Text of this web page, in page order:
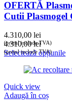
OFERTĂ
Cutii Plasmogel
4.310,00 lei
(prețul include TVA)
4.310,00lei
(prețul include TVA)
Selectează opțiunile
Quick view
Adaugă în coș